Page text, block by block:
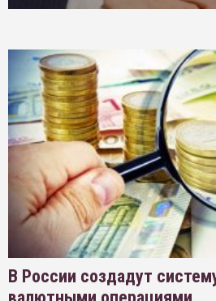
В России создадут